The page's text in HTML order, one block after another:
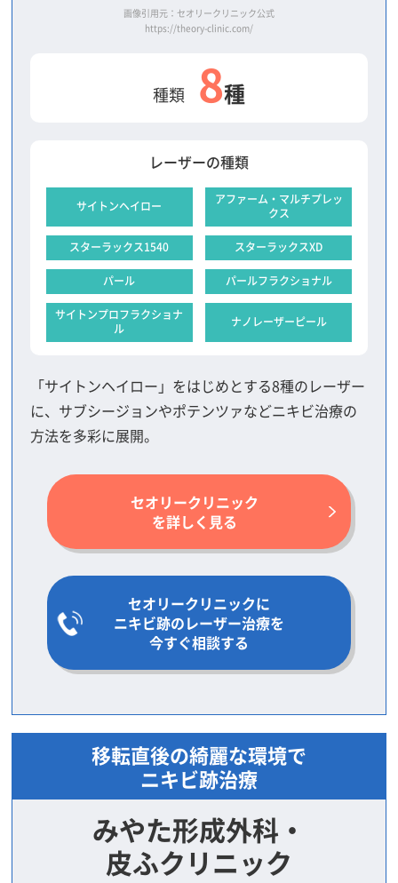
画像引用元：セオリークリニック公式
https://theory-clinic.com/
種類 8種
レーザーの種類
サイトンヘイロー
アファーム・マルチプレッ
クス
スターラックス1540 スターラックスXD
パール パールフラクショナル
サイトンプロフラクショナ
ル
ナノレーザーピール
「サイトンヘイロー」をはじめとする8種のレーザー
に、サブシージョンやポテンツァなどニキビ治療の
方法を多彩に展開。
セオリークリニック
を詳しく見る
セオリークリニックに
ニキビ跡のレーザー治療を
今すぐ相談する
移転直後の綺麗な環境で
ニキビ跡治療
みやた形成外科・
皮ふクリニック